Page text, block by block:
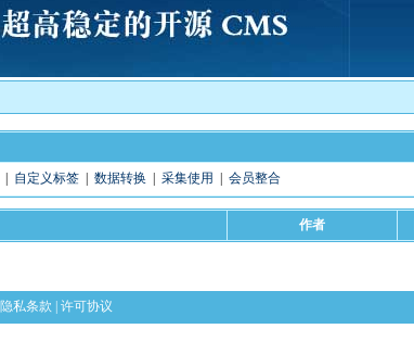
自定义标签| 数据转换 采集使用 会员整合
作者
隐私条款 许可协议